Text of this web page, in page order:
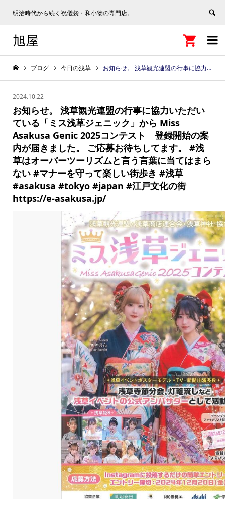
明治時代から続く祝儀袋・和小物の専門店。

旭屋 
ブログ 今日の浅草 お知らせ。 浅草観光連盟の行事に協力いただいている「ミス浅草ジェニック」から Miss Asakusa Genic 2025コンテスト 登録開始の案内が届きました。 ご応募お待ちしてます。 #浅草はオーバーツーリズムと言う言葉に当てはまらない #マナーを守って楽しい街歩き #浅草 #asakusa #tokyo #japan #江戸文化の街 https://e-asakusa.jp/
2024.10.22
お知らせ。 浅草観光連盟の行事に協力いただい
ている「ミス浅草ジェニック」から Miss
Asakusa Genic 2025コンテスト 登録開始の案
内が届きました。 ご応募お待ちしてます。 #浅
草はオーバーツーリズムと言う言葉に当てはまら
ない #マナーを守って楽しい街歩き #浅草
#asakusa #tokyo #japan #江戸文化の街
https://e-asakusa.jp/